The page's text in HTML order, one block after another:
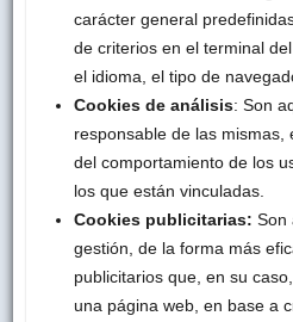
carácter general
de criterios en el terminal
el idioma, el tipo de
Cookies de análisis: Son
responsable de las mismas,
del comportamiento de los
los que están vinculadas.
Cookies publicitarias: Son
gestión, de la forma más
publicitarios que, en su
una página web, en base a